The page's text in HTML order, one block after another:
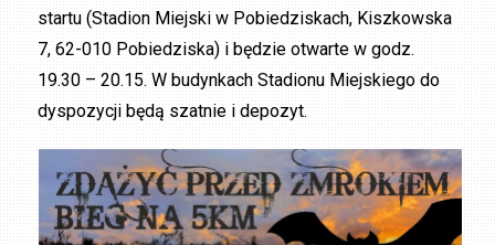
startu (Stadion Miejski w Pobiedziskach, Kiszkowska
7, 62-010 Pobiedziska) i będzie otwarte w godz.
19.30 – 20.15. W budynkach Stadionu Miejskiego do
dyspozycji będą szatnie i depozyt.